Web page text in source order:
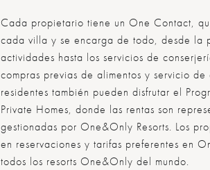
Cada propietario tiene un One Contact,
cada villa y se encarga de todo, desde la
actividades hasta los servicios de
compras previas de alimentos y servicio
residentes también pueden disfrutar el
Private Homes, donde las rentas son
gestionadas por One&Only Resorts. Los
en reservaciones y tarifas preferentes en
todos los resorts One&Only del mundo.